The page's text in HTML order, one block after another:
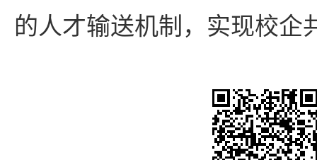
的人才输送机制，实现校企